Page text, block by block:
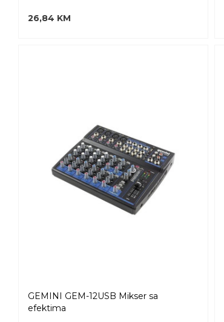
26,84 KM
GEMINI GEM-12USB Mikser sa
efektima